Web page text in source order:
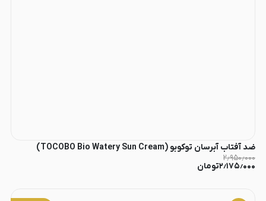
ضد آفتاب آبرسان توکوبو (TOCOBO Bio Watery Sun Cream)
۲٫۹۵۰٫۰۰۰
۲٫۱۷۵٫۰۰۰تومان